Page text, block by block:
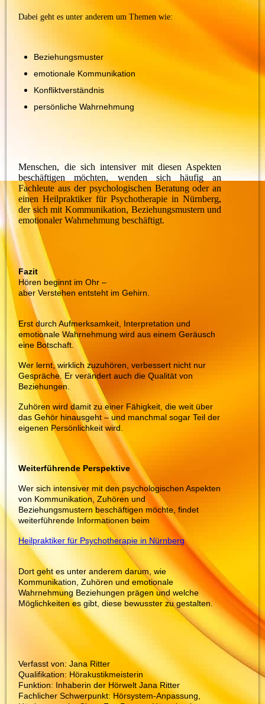
Dabei geht es unter anderem um Themen wie:
Beziehungsmuster
emotionale Kommunikation
Konfliktverständnis
persönliche Wahrnehmung
Menschen, die sich intensiver mit diesen Aspekten
beschäftigen möchten, wenden sich häufig an
Fachleute aus der psychologischen Beratung oder an
einen Heilpraktiker für Psychotherapie in Nürnberg,
der sich mit Kommunikation, Beziehungsmustern und
emotionaler Wahrnehmung beschäftigt.
Fazit
Hören beginnt im Ohr –
aber Verstehen entsteht im Gehirn.
Erst durch Aufmerksamkeit, Interpretation und
emotionale Wahrnehmung wird aus einem Geräusch
eine Botschaft.
Wer lernt, wirklich zuzuhören, verbessert nicht nur
Gespräche. Er verändert auch die Qualität von
Beziehungen.
Zuhören wird damit zu einer Fähigkeit, die weit über
das Gehör hinausgeht – und manchmal sogar Teil der
eigenen Persönlichkeit wird.
Weiterführende Perspektive
Wer sich intensiver mit den psychologischen Aspekten
von Kommunikation, Zuhören und
Beziehungsmustern beschäftigen möchte, findet
weiterführende Informationen beim
Heilpraktiker für Psychotherapie in Nürnberg
Dort geht es unter anderem darum, wie
Kommunikation, Zuhören und emotionale
Wahrnehmung Beziehungen prägen und welche
Möglichkeiten es gibt, diese bewusster zu gestalten.
Verfasst von: Jana Ritter
Qualifikation: Hörakustikmeisterin
Funktion: Inhaberin der Hörwelt Jana Ritter
Fachlicher Schwerpunkt: Hörsystem-Anpassung,